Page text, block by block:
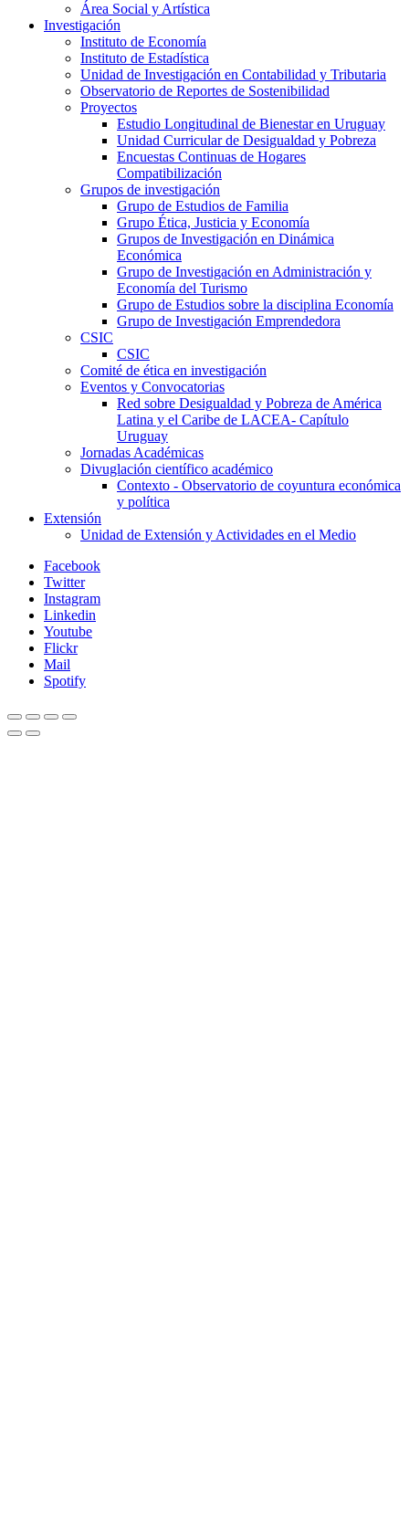
Área Social y Artística
Investigación
Instituto de Economía
Instituto de Estadística
Unidad de Investigación en Contabilidad y Tributaria
Observatorio de Reportes de Sostenibilidad
Proyectos
Estudio Longitudinal de Bienestar en Uruguay
Unidad Curricular de Desigualdad y Pobreza
Encuestas Continuas de Hogares
Compatibilización
Grupos de investigación
Grupo de Estudios de Familia
Grupo Ética, Justicia y Economía
Grupos de Investigación en Dinámica
Económica
Grupo de Investigación en Administración y
Economía del Turismo
Grupo de Estudios sobre la disciplina Economía
Grupo de Investigación Emprendedora
CSIC
CSIC
Comité de ética en investigación
Eventos y Convocatorias
Red sobre Desigualdad y Pobreza de América
Latina y el Caribe de LACEA- Capítulo
Uruguay
Jornadas Académicas
Divuglación científico académico
Contexto - Observatorio de coyuntura económica
y política
Extensión
Unidad de Extensión y Actividades en el Medio
Facebook
Twitter
Instagram
Linkedin
Youtube
Flickr
Mail
Spotify